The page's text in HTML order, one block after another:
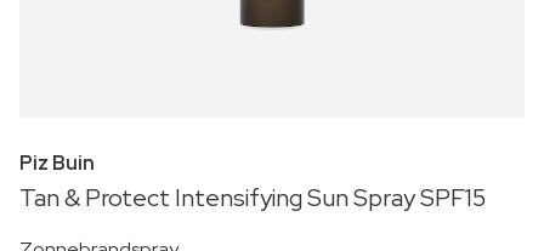
Piz Buin
Tan & Protect Intensifying Sun Spray SPF15